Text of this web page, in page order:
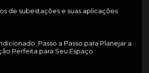
de subestações e suas aplicações
Passo a Passo para Planejar a
Perfeita para Seu Espaço